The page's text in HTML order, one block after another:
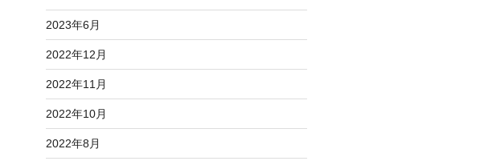
2023年6月
2022年12月
2022年11月
2022年10月
2022年8月